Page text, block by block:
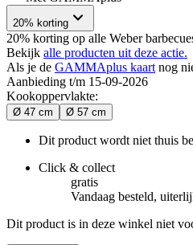
20% korting
20% korting op alle Weber
Bekijk alle producten uit deze actie.
Als je de GAMMAplus kaart nog
Aanbieding t/m 15-09-2026
Kookoppervlakte:
Ø 47 cm Ø 57 cm
Dit product wordt niet thuis
Click & collect
gratis
Vandaag besteld,
Dit product is in deze winkel niet